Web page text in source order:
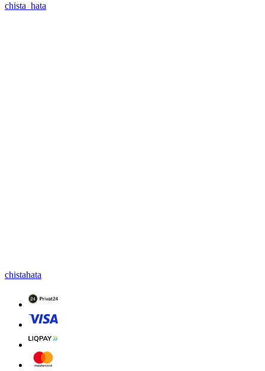
chista_hata
chistahata